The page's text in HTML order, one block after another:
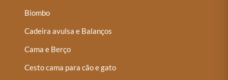
Biombo
Cadeira avulsa e Balanços
Cama e Berço
Cesto cama para cão e gato